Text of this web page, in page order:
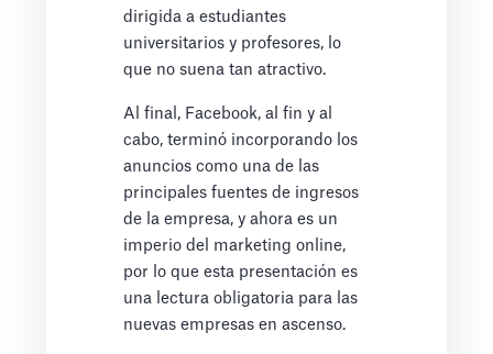
dirigida a estudiantes
universitarios y profesores, lo
que no suena tan atractivo.
Al final, Facebook, al fin y al
cabo, terminó incorporando los
anuncios como una de las
principales fuentes de ingresos
de la empresa, y ahora es un
imperio del marketing online,
por lo que esta presentación es
una lectura obligatoria para las
nuevas empresas en ascenso.